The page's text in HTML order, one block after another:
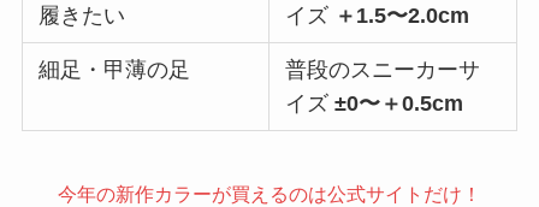
履きたい
イズ ＋1.5〜2.0cm
細足・甲薄の足
普段のスニーカーサ
イズ±0〜＋0.5cm
今年の新作カラーが買えるのは公式サイトだけ！